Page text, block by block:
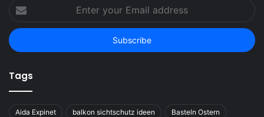
your
Email
address
Tags
Aida Expinet balkon sichtschutz ideen Basteln Ostern